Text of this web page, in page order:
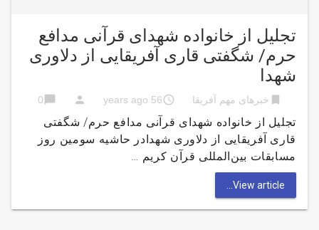
تجلیل از خانواده شهدای قرآنی مدافع
حرم/ شگفتی قاری آفریقایی از دلاوری
شهدا
bookmark خبرهای مهم آفریقا access_time
56 years ago
person
chat_bubble
0
تجلیل از خانواده شهدای قرآنی مدافع حرم/ شگفتی
قاری آفریقایی از دلاوری شهدادر حاشیه سومین روز
مسابقات بین‌المللی قرآن کریم …
View article...